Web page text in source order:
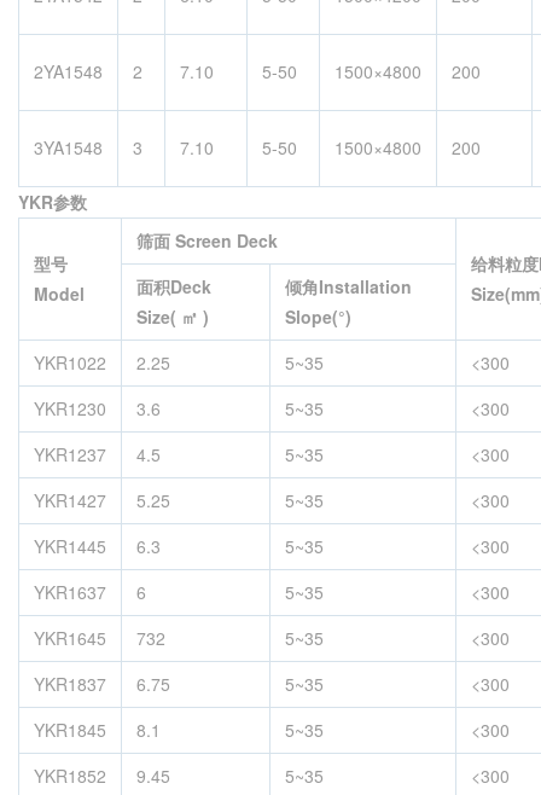
2YA1548 2 7.10 5-50 1500×4800 200
3YA1548 3 7.10 5-50 1500×4800 200
YKR参数
型号
Model
筛面 Screen Deck
给料粒
面积Deck
Size( ㎡ )
倾角Installation
Slope(°)
YKR1022
2.25 5~35
<300
YKR1230
3.6 5~35
<300
YKR1237
4.5 5~35
<300
YKR1427
5.25 5~35
<300
YKR1445
6.3 5~35
<300
YKR1637
6 5~35
<300
YKR1645
732 5~35
<300
YKR1837
6.75 5~35
<300
YKR1845
8.1 5~35
<300
YKR1852
9.45 5~35
<300